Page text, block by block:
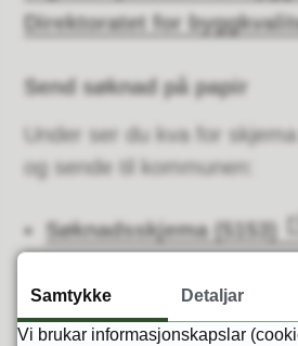
Direktoratet for
Send søknad på papir
Under ser du kva for
og sende til kommunen:
Søknadsskjema (5153)
Opplysninger gitt i
Samtykke Detaljar
Vi brukar informasjonskapslar